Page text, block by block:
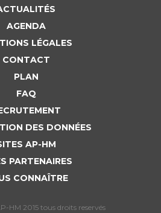
AGENDA
LÉGALES
CONTACT
PLAN
FAQ
DES DONNÉES
AP-HM
PARTENAIRES
CONNAÎTRE
HM 2015 tous droits reservés